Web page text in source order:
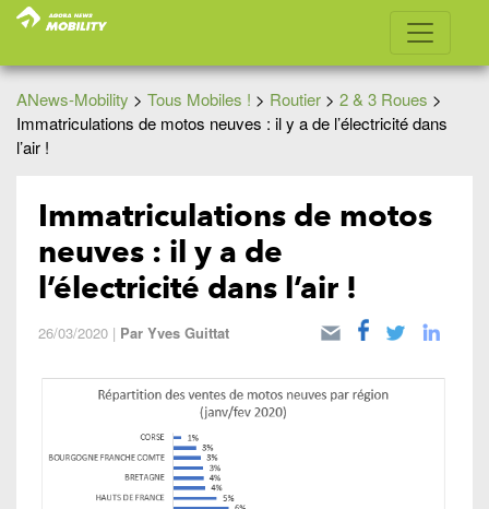
ANews-Mobility > Tous Mobiles ! > Routier > 2 & 3 Roues >
Immatriculations de motos neuves : il y a de l’électricité dans
l’air !
Immatriculations de motos
neuves : il y a de
l’électricité dans l’air !
26/03/2020 | Par Yves Guittat